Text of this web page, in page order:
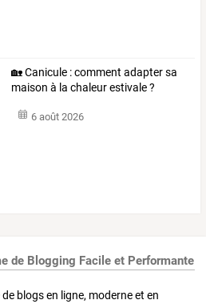
🏡 Canicule : comment adapter sa
maison à la chaleur estivale ?
6 août 2026
de Blogging Facile et Performante
blogs en ligne, moderne et en